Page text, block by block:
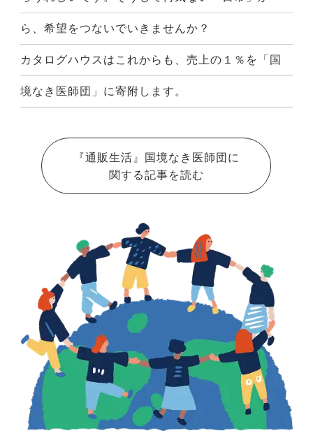
ら、希望をつないでいきませんか？
カタログハウスはこれからも、売上の１％を「国
境なき医師団」に寄附します。
『通販生活』国境なき医師団に
関する記事を読む